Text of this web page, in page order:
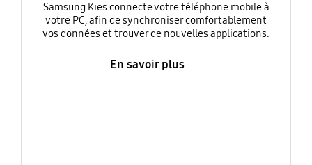
Samsung Kies connecte votre téléphone mobile à
votre PC, afin de synchroniser comfortablement
vos données et trouver de nouvelles applications.
En savoir plus